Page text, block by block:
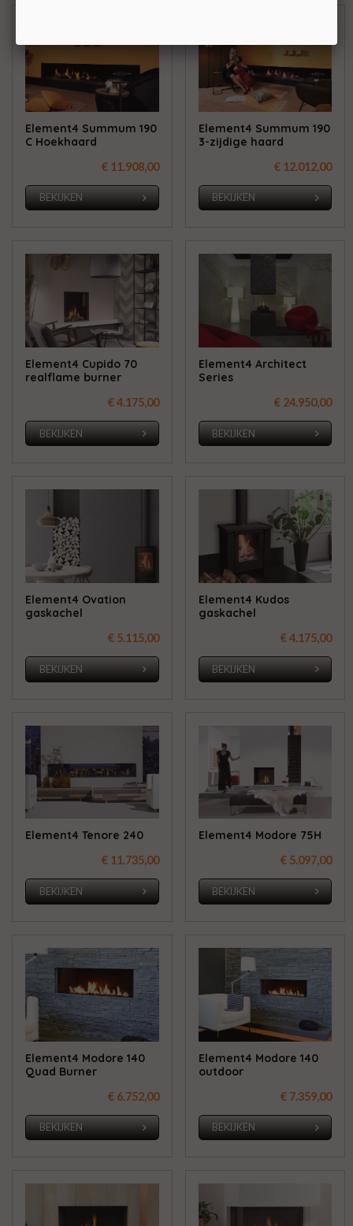
Element4 Summum 190
C Hoekhaard
€ 11.908,00
BEKIJKEN
Element4 Summum 190
3-zijdige haard
€ 12.012,00
BEKIJKEN
Element4 Cupido 70
realflame burner
€ 4.175,00
BEKIJKEN
Element4 Architect
Series
€ 24.950,00
BEKIJKEN
Element4 Ovation
gaskachel
€ 5.115,00
BEKIJKEN
Element4 Kudos
gaskachel
€ 4.175,00
BEKIJKEN
Element4 Tenore 240
€ 11.735,00
BEKIJKEN
Element4 Modore 75H
€ 5.097,00
BEKIJKEN
Element4 Modore 140
Quad Burner
€ 6.752,00
BEKIJKEN
Element4 Modore 140
outdoor
€ 7.359,00
BEKIJKEN